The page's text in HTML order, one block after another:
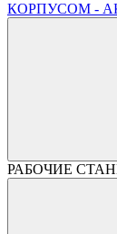
КОРПУСОМ -
РАБОЧИЕ